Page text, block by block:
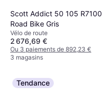
Scott Addict 50 105 R7100
Road Bike Gris
Vélo de route
2 676,69 €
Ou 3 paiements de 892,23 €
3 magasins
Tendance